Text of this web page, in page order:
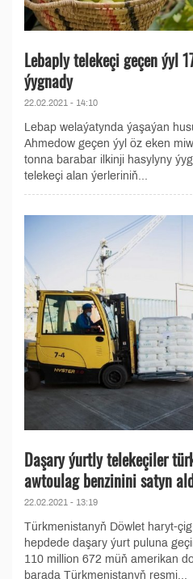
Lebaply telekeçi geçen ýyl
ýygnady
22.02.2021 - 14:10
Lebap welaýatynda ýaşaýan
Ahmedow geçen ýyl öz eken
tonna barabar ilkinji hasylyny
telekeçi alan ýerleriniň...
Daşary ýurtly telekeçiler
awtoulag benzinini satyn
22.02.2021 - 13:19
Türkmenistanyň Döwlet haryt-
hepdede daşary ýurt puluna
110 million 672 müň amerikan
barada Türkmenistanyň resmi...